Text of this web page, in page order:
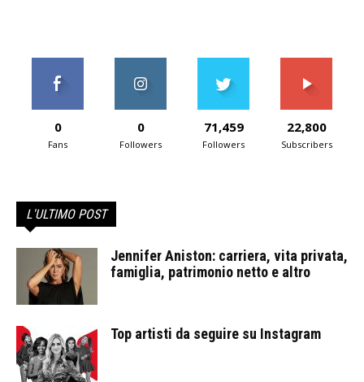
0
Fans
0
Followers
71,459
Followers
22,800
Subscribers
L'ULTIMO POST
Jennifer Aniston: carriera, vita privata,
famiglia, patrimonio netto e altro
Top artisti da seguire su Instagram